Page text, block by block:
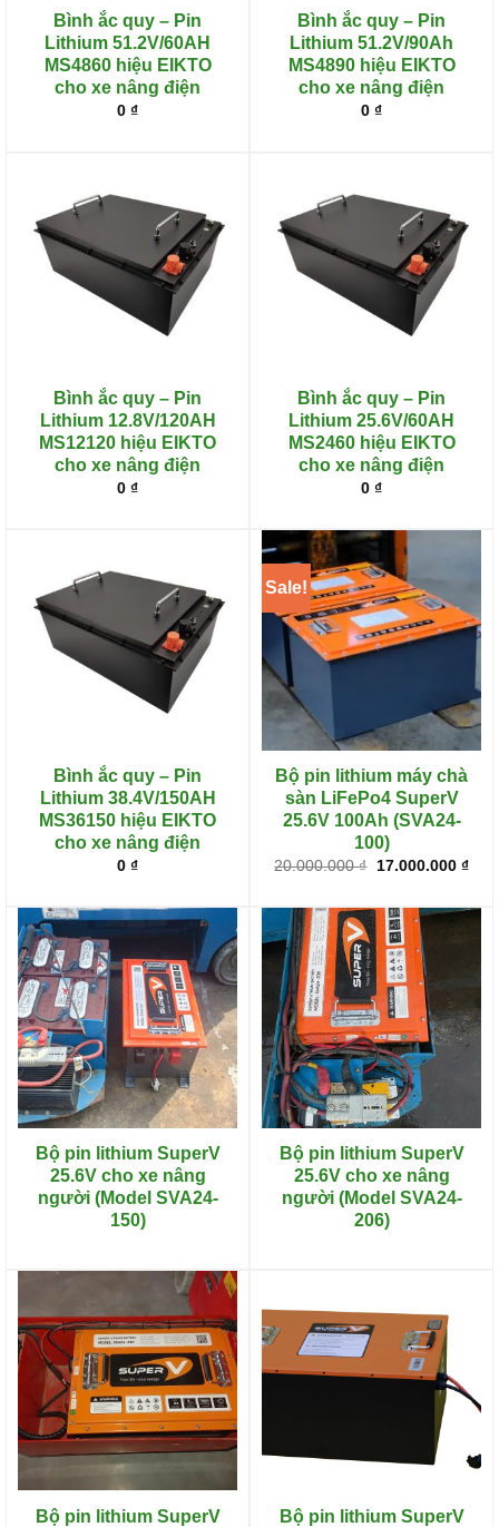
Bình ắc quy – Pin
Lithium 51.2V/60AH
MS4860 hiệu EIKTO
cho xe nâng điện
0 ₫
Bình ắc quy – Pin
Lithium 51.2V/90Ah
MS4890 hiệu EIKTO
cho xe nâng điện
0 ₫
Bình ắc quy – Pin
Lithium 12.8V/120AH
MS12120 hiệu EIKTO
cho xe nâng điện
0 ₫
Bình ắc quy – Pin
Lithium 25.6V/60AH
MS2460 hiệu EIKTO
cho xe nâng điện
0 ₫
Bình ắc quy – Pin
Lithium 38.4V/150AH
MS36150 hiệu EIKTO
cho xe nâng điện
0 ₫
Sale!
Bộ pin lithium máy chà
sàn LiFePo4 SuperV
25.6V 100Ah (SVA24-
100)
20.000.000₫ 17.000.000 ₫
Bộ pin lithium SuperV
25.6V cho xe nâng
người (Model SVA24-
150)
Bộ pin lithium SuperV
25.6V cho xe nâng
người (Model SVA24-
206)
Bộ pin lithium SuperV
Bộ pin lithium SuperV